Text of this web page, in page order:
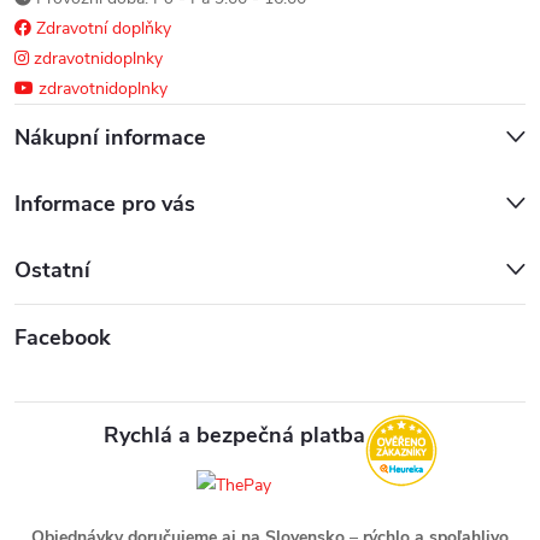
Zdravotní doplňky
zdravotnidoplnky
zdravotnidoplnky
Nákupní informace
Informace pro vás
Ostatní
Facebook
Rychlá a bezpečná platba